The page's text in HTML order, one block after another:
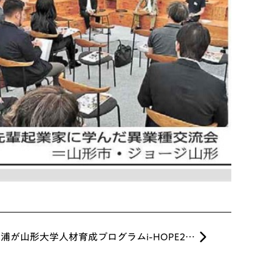
代表の三浦が山形大学人材育成プログラムi-HOPE2025「新事業創出イノベーションプログラム」に登壇しました